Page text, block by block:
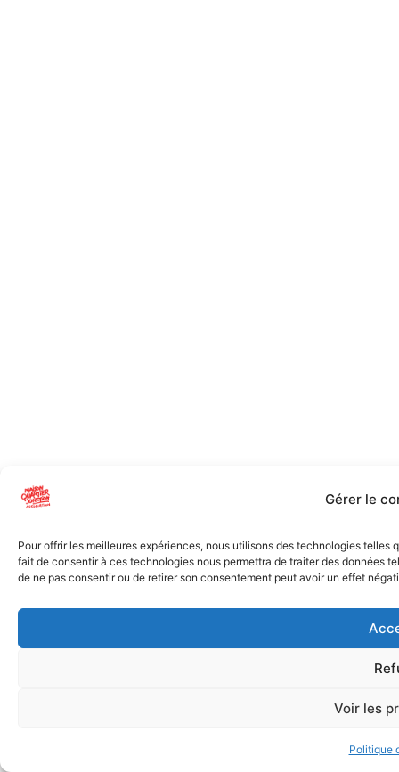
Gérer le
Pour offrir les meilleures expériences, nous utilisons des technologies
fait de consentir à ces technologies nous permettra de traiter des données
de ne pas consentir ou de retirer son consentement peut avoir un effet
Voir les
Politique